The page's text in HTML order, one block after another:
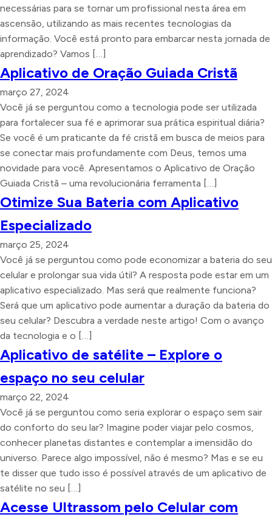
necessárias para se tornar um profissional nesta área em
ascensão, utilizando as mais recentes tecnologias da
informação. Você está pronto para embarcar nesta jornada de
aprendizado? Vamos […]
Aplicativo de Oração Guiada Cristã
março 27, 2024
Você já se perguntou como a tecnologia pode ser utilizada
para fortalecer sua fé e aprimorar sua prática espiritual diária?
Se você é um praticante da fé cristã em busca de meios para
se conectar mais profundamente com Deus, temos uma
novidade para você. Apresentamos o Aplicativo de Oração
Guiada Cristã – uma revolucionária ferramenta […]
Otimize Sua Bateria com Aplicativo
Especializado
março 25, 2024
Você já se perguntou como pode economizar a bateria do seu
celular e prolongar sua vida útil? A resposta pode estar em um
aplicativo especializado. Mas será que realmente funciona?
Será que um aplicativo pode aumentar a duração da bateria do
seu celular? Descubra a verdade neste artigo! Com o avanço
da tecnologia e o […]
Aplicativo de satélite – Explore o
espaço no seu celular
março 22, 2024
Você já se perguntou como seria explorar o espaço sem sair
do conforto do seu lar? Imagine poder viajar pelo cosmos,
conhecer planetas distantes e contemplar a imensidão do
universo. Parece algo impossível, não é mesmo? Mas e se eu
te disser que tudo isso é possível através de um aplicativo de
satélite no seu […]
Acesse Ultrassom pelo Celular com